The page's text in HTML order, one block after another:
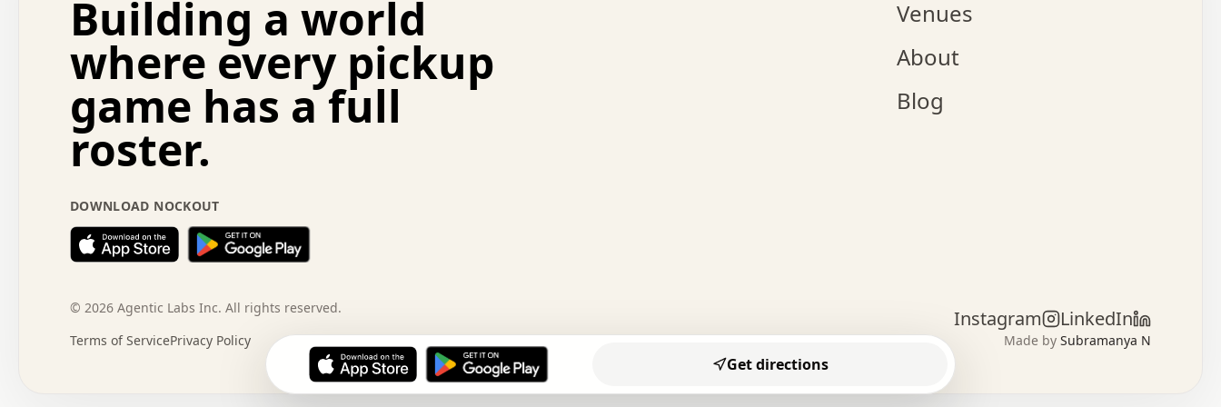
Get directions
.   .   .   .   +   .   .   .   .   .   .   .   +   .   .   .   .   .   .   .   +   .   .   :   .   .   .   x   .   .   .   :   .   .   .   x   .   .   .   :   .
.   :   .   .   .   .   .   .   .   .   o   .   .   .   +   .   .   .   :   .   .   .   .   x   .   .   .   o   .   .   .   +   .   .   .   .   .   .   .   .   x
.   .   .   x   .   .   .   .   .   .   :   .   .   o   .   .   .   x   .   .   .   .   .   .   :   .   .   o   .   .   .   x   .   .   .   .   .   .   :   .   .   .
.   .   .   .   :   .   .   .   .   o   .   .   .   .   .   .   .   .   +   :   .   .   .   x   o   .   .   .   .   .   .   .   .   +   .   .   .   .   x   .   .
+   .   .   :   .   .   .   .   .   .   .   .   .   x   .   .   o   .   .   +   .   .   .   .   .   .   .   .   .   .   .   .   x   .   .   o   .   .   .   .   .
.   .   .   .   .   .   .   :   .   .   .   .   .   +   .   .   .   .   o   o   .   .   .   .   x   x   .   .   .   .   .   .   .   .   .   .   .   .   .   .   .
.   .   .   .   .   .   .   +   .   .   x   .   .   .   .   .   +   .   .   x   .   .   .   .   .   +   .   .   x   .   .   .   .   .   +   .   .   x   .   .   .
.   .   .   .   .   :   +   .   .   .   .   .   o   .   .   .   .   .   x   .   .   .   .   .   .   .   :   .   .   .   .   .   +   o   .   .   .   .   .   x   .
.   .   .   .   .   .   .   .   .   .   .   .   .   .   .   .   :   .   .   .   .   .   .   .   .   .   .   :   .   .   .   .   .   .   .   .   .   .   :   .   .
.   o   .   .   .   .   x   .   .   .   .   .   .   .   :   .   .   .   .   +   .   .   .   .   o   .   .   .   .   x   .   .   .   .   .   .   .   :   .   .   .
:   .   .   .   .   .   .   .   .   .   +   .   .   .   .   .   .   .   .   .   o   .   .   .   .   .   .   .   .   .   x   :   x   .   .   .   .   .   .   .   .   +
+   .   o   .   .   .   .   o   .   .   .   .   o   .   x   .   .   .   .   x   .   .   .   .   x   .   .   .   .   .   .   .   .   .   .   .   .   .   .   .   .
.   .   .   .   x   +   .   .   .   .   .   .   .   .   .   .   .   .   :   .   o   :   .   .   .   .   .   .   .   .   .   .   .   +   .   x   +   .   .   .   .
+   .   .   .   .   .   .   .   .   .   .   .   .   .   .   .   .   .   .   +   :   .   .   x   o   .   .   .   .   .   .   .   .   .   .   .   .   .   .   .   .   .
.   .   x   .   o   .   +   .   :   .   .   .   .   .   .   .   .   .   .   +   .   :   .   .   .   .   .   .   .   .   .   .   .   .   .   .   .   .   .   .   x
.   .   .   .   .   .   .   .   .   .   .   .   .   .   .   .   .   o   o   o   o   o   o   o   o   o   o   o   o   o   o   o   o   o   o   o   .   .   .   .
Building a world
where every pickup
game has a full
roster.
DOWNLOAD NOCKOUT
Venues
About
Blog
© 2026 Agentic Labs Inc. All rights reserved.
Terms of ServicePrivacy Policy
Instagram LinkedIn
Made by Subramanya N